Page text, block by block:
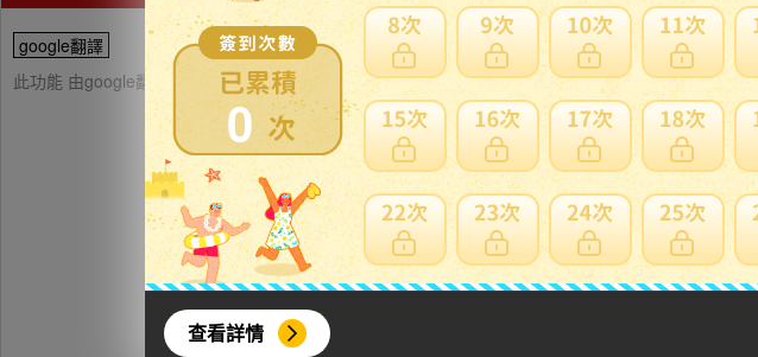
0
查看詳情
google翻譯
此功能 由google翻譯提供參考，樂淘不保證翻譯內容之正確性，詳細問題說明請使用商品問與答
[中古品] ヤマハ RMX VD/F #3W Diamana WB 53 (S)
■ロフト角：15度
■ライ角：56.0度